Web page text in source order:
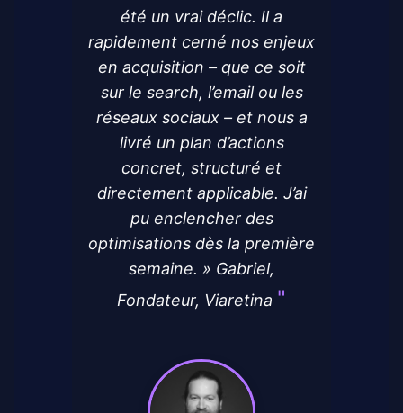
été un vrai déclic. Il a
rapidement cerné nos enjeux
en acquisition – que ce soit
sur le search, l’email ou les
réseaux sociaux – et nous a
livré un plan d’actions
concret, structuré et
directement applicable. J’ai
pu enclencher des
optimisations dès la première
semaine. » Gabriel,
Fondateur, Viaretina